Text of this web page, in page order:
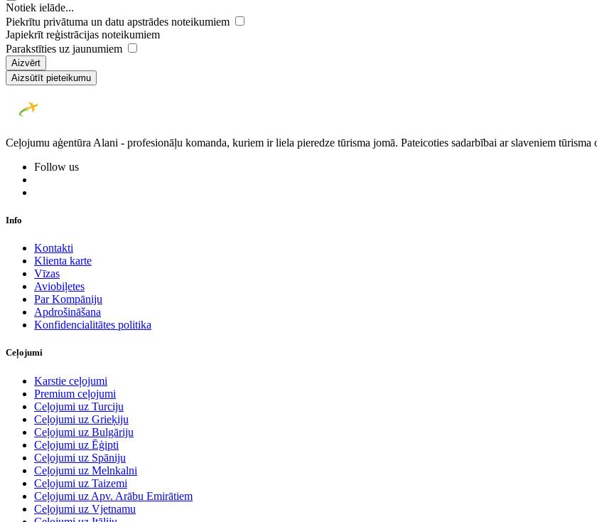
Notiek ielāde...
Piekrītu privātuma un datu apstrādes noteikumiem
Japiekrīt reģistrācijas noteikumiem
Parakstīties uz jaunumiem
Aizvērt
Aizsūtīt pieteikumu
Ceļojumu aģentūra Alani - profesionāļu komanda, kuriem ir liela pieredze tūrisma jomā. Pateicoties sadarbībai ar slaveniem
Follow us
Info
Kontakti
Klienta karte
Vīzas
Aviobiļetes
Par Kompāniju
Apdrošināšana
Konfidencialitātes politika
Ceļojumi
Karstie ceļojumi
Premium ceļojumi
Ceļojumi uz Turciju
Ceļojumi uz Grieķiju
Ceļojumi uz Bulgāriju
Ceļojumi uz Ēģipti
Ceļojumi uz Spāniju
Ceļojumi uz Melnkalni
Ceļojumi uz Taizemi
Ceļojumi uz Apv. Arābu Emirātiem
Ceļojumi uz Vjetnamu